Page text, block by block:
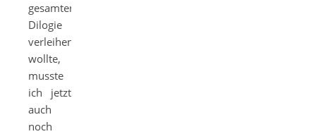
gesamten
Dilogie
verleihen
wollte,
musste
ich jetzt
auch
noch